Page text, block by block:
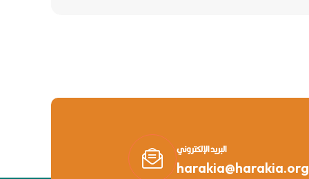
البريد الإلكتروني